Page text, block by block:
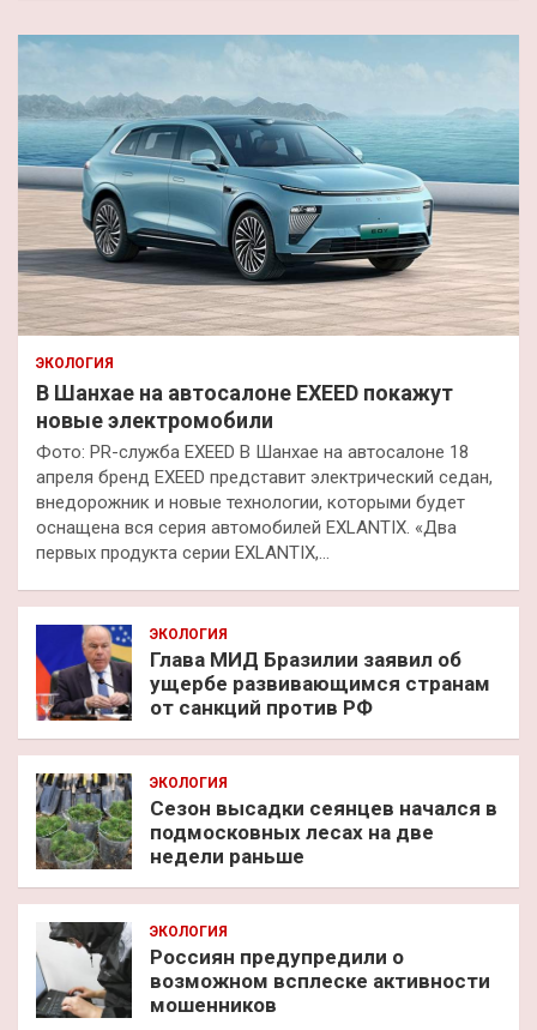
ЭКОЛОГИЯ
В Шанхае на автосалоне EXEED покажут
новые электромобили
Фото: PR-служба EXEED В Шанхае на автосалоне 18
апреля бренд EXEED представит электрический седан,
внедорожник и новые технологии, которыми будет
оснащена вся серия автомобилей EXLANTIX. «Два
первых продукта серии EXLANTIX,…
ЭКОЛОГИЯ
Глава МИД Бразилии заявил об
ущербе развивающимся странам
от санкций против РФ
ЭКОЛОГИЯ
Сезон высадки сеянцев начался в
подмосковных лесах на две
недели раньше
ЭКОЛОГИЯ
Россиян предупредили о
возможном всплеске активности
мошенников